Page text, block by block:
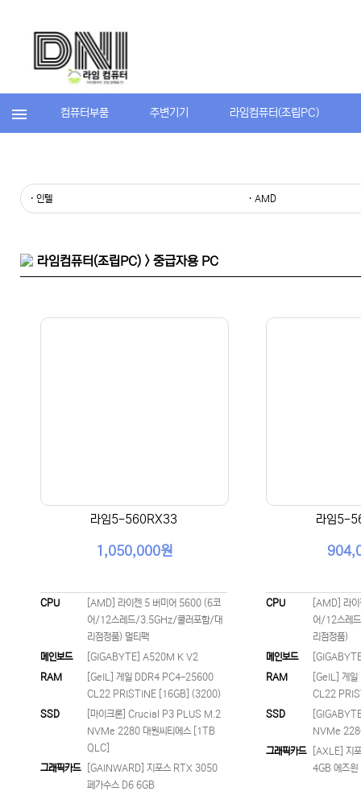
컴퓨터부품 주변기기 라임컴퓨터(조립PC)
· 인텔 · AMD
라임컴퓨터(조립PC) > 중급자용 PC
라임5-560RX33
1,050,000원
CPU
[AMD] 라이젠 5 버미어 5600 (6코
어/12스레드/3.5GHz/쿨러포함/대
리점정품) 멀티팩
메인보드
[GIGABYTE] A520M K V2
RAM
[GeIL] 게일 DDR4 PC4-25600
CL22 PRISTINE [16GB] (3200)
SSD
[마이크론] Crucial P3 PLUS M.2
NVMe 2280 대원씨티에스 [1TB
QLC]
그래픽카드
[GAINWARD] 지포스 RTX 3050
페가수스 D6 6GB
라임5-
CPU
[AMD] 라
어/12스레
리점정품)
메인보드
RAM
[GeIL] 게
CL22
SSD
NVMe
그래픽카드
[AXLE] 지
4GB 에즈윈